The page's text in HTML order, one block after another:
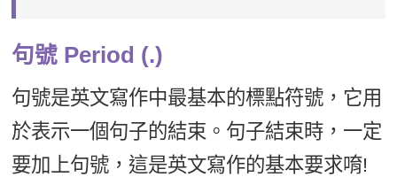
句號 Period (.)
句號是英文寫作中最基本的標點符號，它用
於表示一個句子的結束。句子結束時，一定
要加上句號，這是英文寫作的基本要求唷!